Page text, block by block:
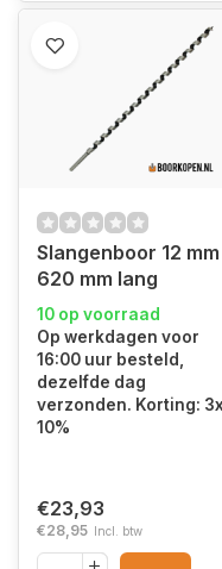
Slangenboor 12 mm
620 mm lang
10 op voorraad
Op werkdagen voor
16:00 uur besteld,
dezelfde dag
verzonden. Korting:
10%
€23,93
€28,95 Incl. btw